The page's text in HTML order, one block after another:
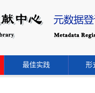
最佳实践 形